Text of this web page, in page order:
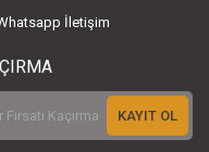
İletişim
KAYIT OL